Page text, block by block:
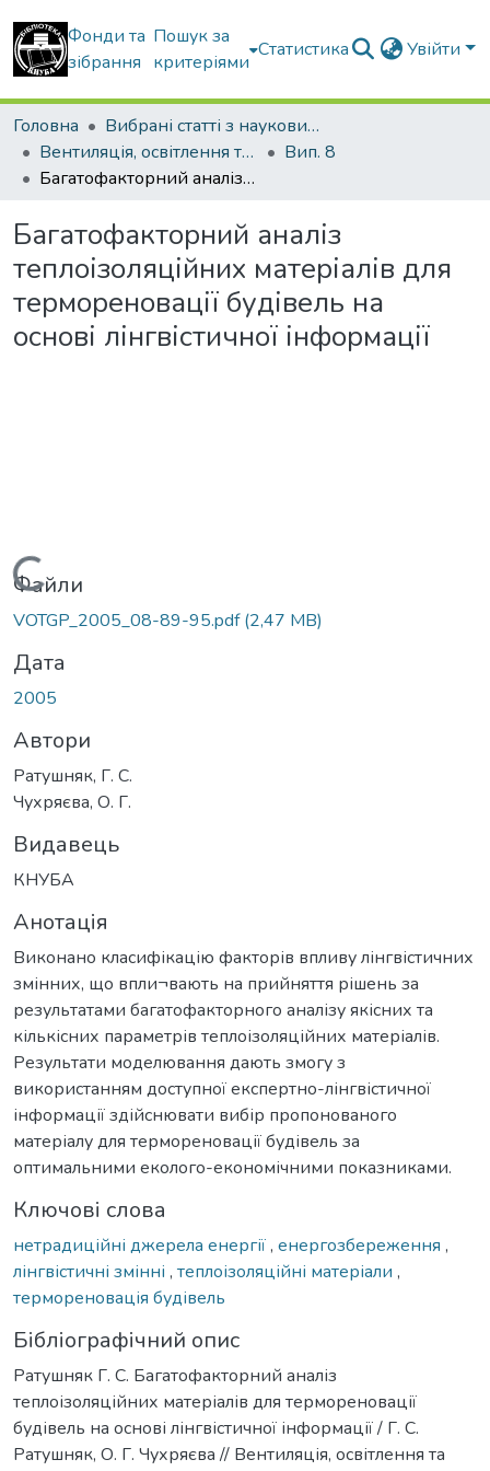
Фонди та
зібрання
Пошук за
критеріями
Статистика Увійти
Головна
Вибрані статті з наукових збірників КНУБА
Вентиляція, освітлення та теплогазопостачання
Вип. 8
Багатофакторний аналіз теплоізоляційних матеріалів для термореновації будівель на основі лінгвістичної інформації
Багатофакторний аналіз
теплоізоляційних матеріалів для
термореновації будівель на
основі лінгвістичної інформації
Вантажиться...
Файли
VOTGP_2005_08-89-95.pdf(2,47 MB)
Дата
2005
Автори
Ратушняк, Г. С.
Чухряєва, О. Г.
Видавець
КНУБА
Анотація
Виконано класифікацію факторів впливу лінгвістичних
змінних, що впли¬вають на прийняття рішень за
результатами багатофакторного аналізу якісних та
кількісних параметрів теплоізоляційних матеріалів.
Результати моделювання дають змогу з
використанням доступної експертно-лінгвістичної
інформації здійснювати вибір пропонованого
матеріалу для термореновації будівель за
оптимальними еколого-економічними показниками.
Ключові слова
нетрадиційні джерела енергії, енергозбереження ,
лінгвістичні змінні , теплоізоляційні матеріали ,
термореновація будівель
Бібліографічний опис
Ратушняк Г. С. Багатофакторний аналіз
теплоізоляційних матеріалів для термореновації
будівель на основі лінгвістичної інформації / Г. С.
Ратушняк, О. Г. Чухряєва // Вентиляція, освітлення та